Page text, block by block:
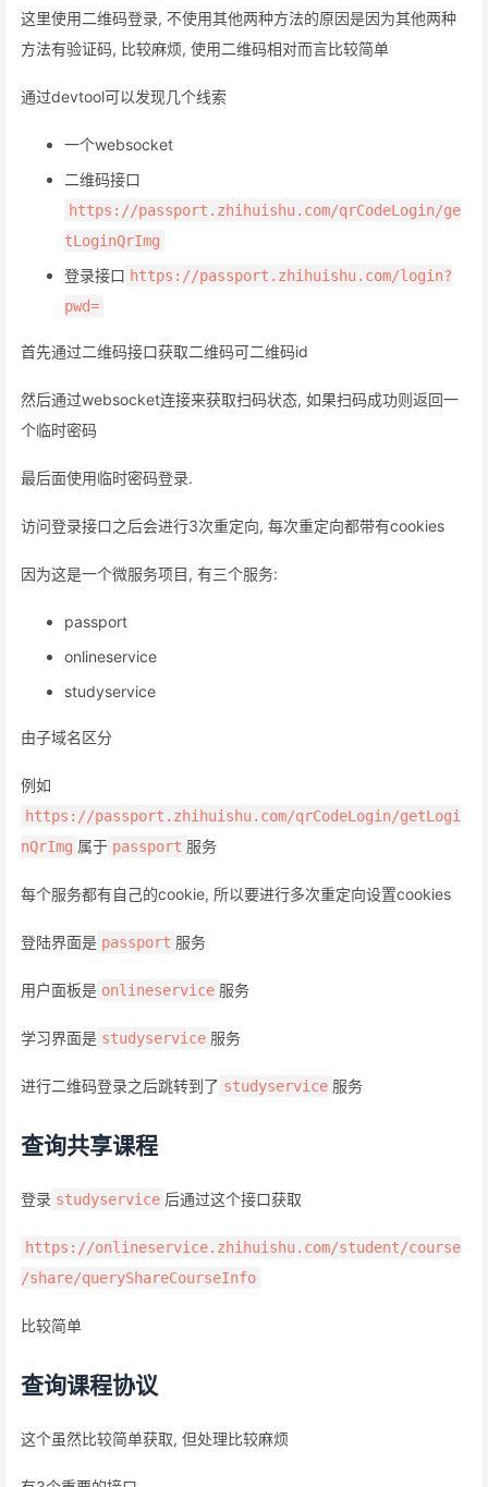
这里使用二维码登录, 不使用其他两种方法的原因是因为其他两种
方法有验证码, 比较麻烦, 使用二维码相对而言比较简单
通过devtool可以发现几个线索
一个websocket
二维码接口
https://passport.zhihuishu.com/qrCodeLogin/ge
tLoginQrImg
登录接口 https://passport.zhihuishu.com/login?
pwd=
首先通过二维码接口获取二维码可二维码id
然后通过websocket连接来获取扫码状态, 如果扫码成功则返回一
个临时密码
最后面使用临时密码登录.
访问登录接口之后会进行3次重定向, 每次重定向都带有cookies
因为这是一个微服务项目, 有三个服务:
passport
onlineservice
studyservice
由子域名区分
例如
https://passport.zhihuishu.com/qrCodeLogin/getLogi
nQrImg 属于 passport 服务
每个服务都有自己的cookie, 所以要进行多次重定向设置cookies
登陆界面是 passport 服务
用户面板是 onlineservice 服务
学习界面是 studyservice 服务
进行二维码登录之后跳转到了 studyservice 服务
查询共享课程
登录 studyservice 后通过这个接口获取
https://onlineservice.zhihuishu.com/student/course
/share/queryShareCourseInfo
比较简单
查询课程协议
这个虽然比较简单获取, 但处理比较麻烦